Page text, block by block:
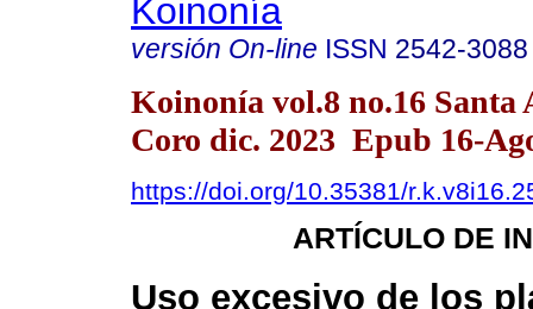
Koinonía
versión On-line ISSN 2542-3088
Koinonía vol.8 no.16 Santa
Coro dic. 2023 Epub 16-
https://doi.org/10.35381/
ARTÍCULO DE
Uso excesivo de los